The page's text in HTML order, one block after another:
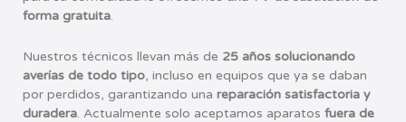
forma gratuita.
Nuestros técnicos llevan más de 25 años solucionando
averías de todo tipo, incluso en equipos que ya se daban
por perdidos, garantizando una reparación satisfactoria y
duradera. Actualmente solo aceptamos aparatos fuera de